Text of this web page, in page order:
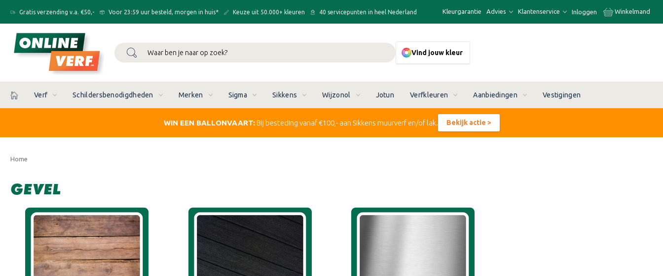
Gratis verzending v.a. €50,- Voor 23:59 uur besteld, morgen in huis* Keuze uit 50.000+ kleuren 40 servicepunten in heel Nederland Kleurgarantie Advies Klantenservice Inloggen Winkelmand
Zoeken
Vind jouw kleur
Verf Schildersbenodigdheden Merken Sigma Sikkens Wijzonol Jotun Verfkleuren Aanbiedingen Vestigingen
WIN EEN BALLONVAART:Bij besteding vanaf €100,- aan Sikkens muurverf en/of lak. Bekijk actie >
Home
GEVEL